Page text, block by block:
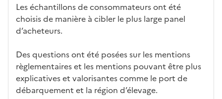
Les échantillons de consommateurs ont été
choisis de manière à cibler le plus large panel
d’acheteurs.
Des questions ont été posées sur les mentions
règlementaires et les mentions pouvant être plus
explicatives et valorisantes comme le port de
débarquement et la région d’élevage.